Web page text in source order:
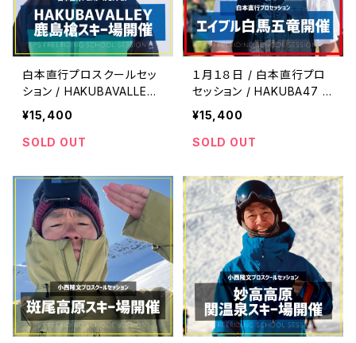
白本直行プロスクールセッ
ション / HAKUBAVALLEY
鹿島槍スキー場開催
¥15,400
SOLD OUT
１月１８日 / 白本直行プロ
セッション / HAKUBA47 /
エイブル五竜スキー場開催
¥15,400
SOLD OUT